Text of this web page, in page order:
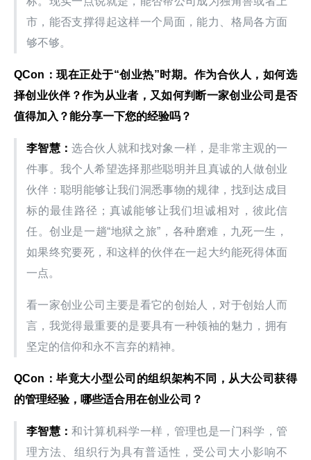
市，能否支撑得起这样一个局面，能力、格局各方面
够不够。
QCon：现在正处于“创业热”时期。作为合伙人，如何选
择创业伙伴？作为从业者，又如何判断一家创业公司是否
值得加入？能分享一下您的经验吗？
李智慧：选合伙人就和找对象一样，是非常主观的一
件事。我个人希望选择那些聪明并且真诚的人做创业
伙伴：聪明能够让我们洞悉事物的规律，找到达成目
标的最佳路径；真诚能够让我们坦诚相对，彼此信
任。创业是一趟“地狱之旅”，各种磨难，九死一生，
如果终究要死，和这样的伙伴在一起大约能死得体面
一点。
看一家创业公司主要是看它的创始人，对于创始人而
言，我觉得最重要的是要具有一种领袖的魅力，拥有
坚定的信仰和永不言弃的精神。
QCon：毕竟大小型公司的组织架构不同，从大公司获得
的管理经验，哪些适合用在创业公司？
李智慧：和计算机科学一样，管理也是一门科学，管
理方法、组织行为具有普适性，受公司大小影响不